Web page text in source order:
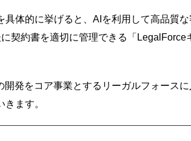
体的に挙げると、AIを利用して高品質
契約書を適切に管理できる「
発をコア事業とするリーガルフォース
ます。